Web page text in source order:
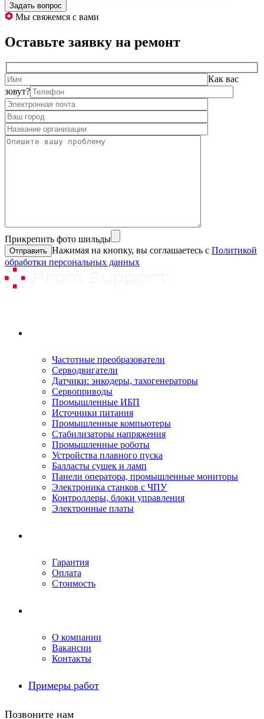
Задать вопрос
Мы свяжемся с вами
Оставьте заявку на ремонт
Как вас
зовут?
Прикрепить фото шильды
Нажимая на кнопку, вы соглашаетесь с Политикой
обработки персональных данных
Частотные преобразователи
Серводвигатели
Датчики: энкодеры, тахогенераторы
Сервоприводы
Промышленные ИБП
Источники питания
Промышленные компьютеры
Стабилизаторы напряжения
Промышленные роботы
Устройства плавного пуска
Балласты сушек и ламп
Панели оператора, промышленные мониторы
Электроника станков с ЧПУ
Контроллеры, блоки управления
Электронные платы
Гарантия
Оплата
Стоимость
О компании
Вакансии
Контакты
Примеры работ
Позвоните нам